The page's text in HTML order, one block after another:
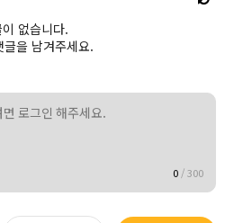
이 없습니다.
글을 남겨주세요.
0/300